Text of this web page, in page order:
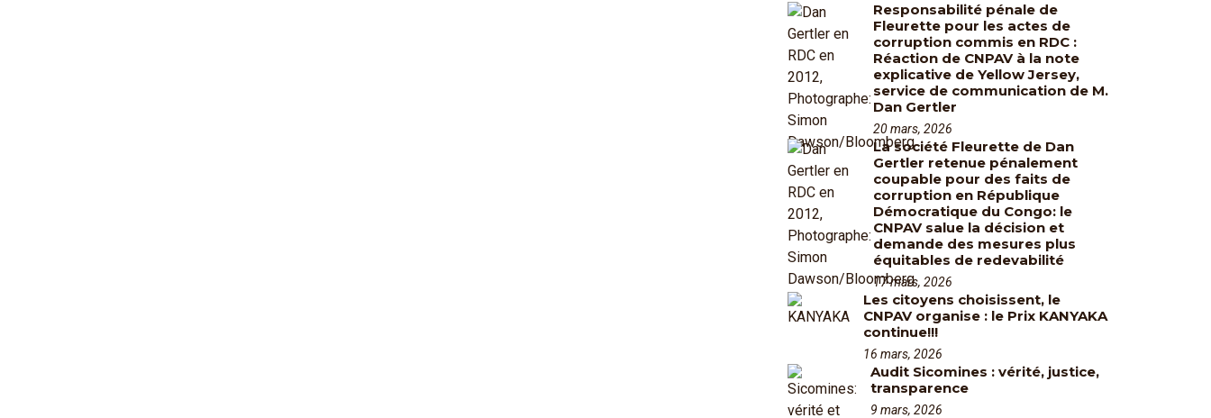
Responsabilité pénale de
Fleurette pour les actes de
corruption commis en RDC :
Réaction de CNPAV à la note
explicative de Yellow Jersey,
service de communication de M.
Dan Gertler
20 mars, 2026
La société Fleurette de Dan
Gertler retenue pénalement
coupable pour des faits de
corruption en République
Démocratique du Congo: le
CNPAV salue la décision et
demande des mesures plus
équitables de redevabilité
17 mars, 2026
Les citoyens choisissent, le
CNPAV organise : le Prix KANYAKA
continue!!!
16 mars, 2026
Audit Sicomines : vérité, justice,
transparence
9 mars, 2026